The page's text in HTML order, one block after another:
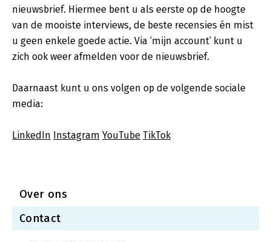
Over ons
Contact
nieuwsbrief. Hiermee bent u als eerste op de hoogte
van de mooiste interviews, de beste recensies én mist
u geen enkele goede actie. Via ‘mijn account’ kunt u
zich ook weer afmelden voor de nieuwsbrief.
Daarnaast kunt u ons volgen op de volgende sociale
media:
LinkedIn Instagram YouTube TikTok